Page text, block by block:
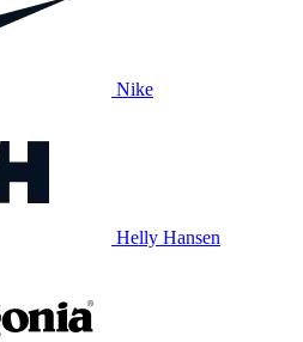
Nike
Helly Hansen